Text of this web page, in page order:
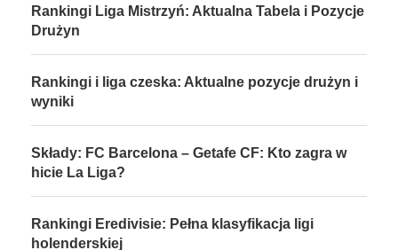
Rankingi Liga Mistrzyń: Aktualna Tabela i Pozycje
Drużyn
Rankingi i liga czeska: Aktualne pozycje drużyn i
wyniki
Składy: FC Barcelona – Getafe CF: Kto zagra w
hicie La Liga?
Rankingi Eredivisie: Pełna klasyfikacja ligi
holenderskiej